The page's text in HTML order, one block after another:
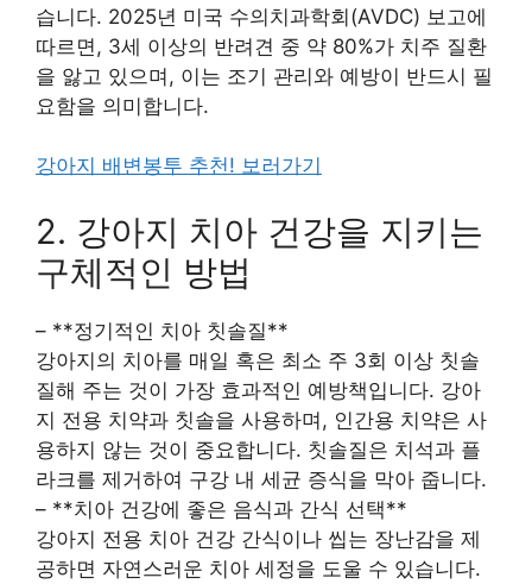
습니다. 2025년 미국 수의치과학회(AVDC) 보고에
따르면, 3세 이상의 반려견 중 약 80%가 치주 질환
을 앓고 있으며, 이는 조기 관리와 예방이 반드시 필
요함을 의미합니다.
강아지 배변봉투 추천! 보러가기
2. 강아지 치아 건강을 지키는
구체적인 방법
– **정기적인 치아 칫솔질**
강아지의 치아를 매일 혹은 최소 주 3회 이상 칫솔
질해 주는 것이 가장 효과적인 예방책입니다. 강아
지 전용 치약과 칫솔을 사용하며, 인간용 치약은 사
용하지 않는 것이 중요합니다. 칫솔질은 치석과 플
라크를 제거하여 구강 내 세균 증식을 막아 줍니다.
– **치아 건강에 좋은 음식과 간식 선택**
강아지 전용 치아 건강 간식이나 씹는 장난감을 제
공하면 자연스러운 치아 세정을 도울 수 있습니다.